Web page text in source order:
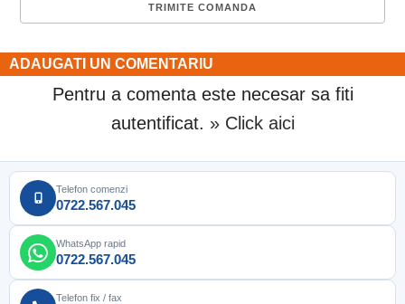
ADAUGATI UN COMENTARIU
Pentru a comenta este necesar sa fiti
autentificat. » Click aici
Telefon comenzi
0722.567.045
WhatsApp rapid
0722.567.045
Telefon fix / fax